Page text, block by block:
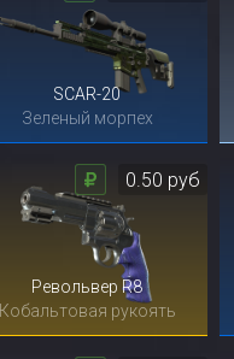
SCAR-20
Зеленый морпех
Револьвер R8
Кобальтовая рукоять
0.50 руб